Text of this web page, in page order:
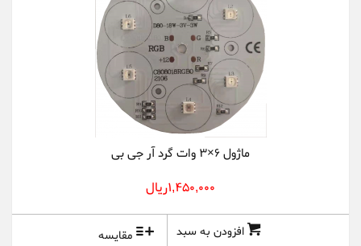
ماژول 6×3 وات گرد آر جی بی
1,450,000ريال
افزودن به سبد مقایسه